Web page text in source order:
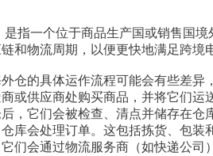
是指一个位于商品生产国或销售
和物流周期，以便更快地满足跨境
仓的具体运作流程可能会有些差异
或供应商处购买商品，并将它们运
，它们会被检查、清点并储存在仓
库会处理订单。这包括拣货、包装
们会通过物流服务商（如快递公